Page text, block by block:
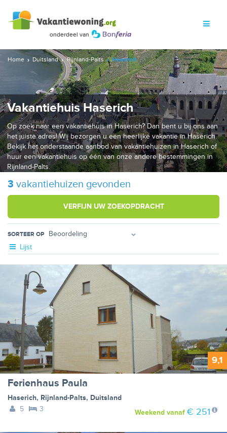
Home Duitsland Rijnland-Palts Haserich
Vakantiehuis Haserich
Op zoek naar een vakantiehuis in Haserich? Dan bent u bij ons aan
het juiste adres! Wij bezorgen u een heerlijke vakantie in Haserich.
Bekijk het onderstaande aanbod van vakantiehuizen in Haserich of
huur een vakantiehuis op één van onze andere bestemmingen in
Rijnland-Palts.
3 vakantiehuizen gevonden
VERFIJN UW ZOEKOPDRACHT
SORTEER OP
Lijst
9,1
Ferienhaus Paula
Haserich, Rijnland-Palts, Duitsland
5
3 Weekendvanaf € 251